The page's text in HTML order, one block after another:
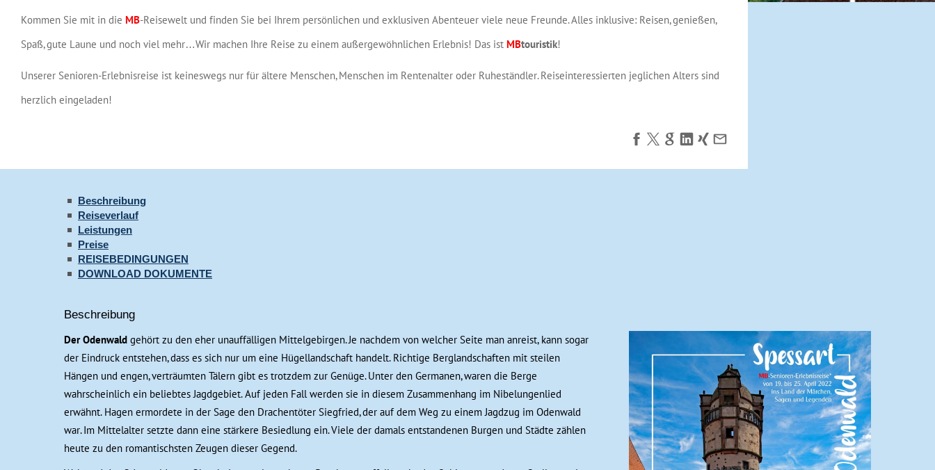
Kommen Sie mit in die MB-Reisewelt und finden Sie bei Ihrem persönlichen und exklusiven Abenteuer viele neue Freunde. Alles inklusive: Reisen, genießen,
Spaß, gute Laune und noch viel mehr…Wir machen Ihre Reise zu einem außergewöhnlichen Erlebnis! Das ist MBtouristik!
Unserer Senioren-Erlebnisreise ist keineswegs nur für ältere Menschen, Menschen im Rentenalter oder Ruheständler. Reiseinteressierten jeglichen Alters sind
herzlich eingeladen!
Beschreibung
Reiseverlauf
Leistungen
Preise
REISEBEDINGUNGEN
DOWNLOAD DOKUMENTE
Beschreibung
Der Odenwald gehört zu den eher unauffälligen Mittelgebirgen. Je nachdem von welcher Seite man anreist, kann sogar
der Eindruck entstehen, dass es sich nur um eine Hügellandschaft handelt. Richtige Berglandschaften mit steilen
Hängen und engen, verträumten Tälern gibt es trotzdem zur Genüge. Unter den Germanen, waren die Berge
wahrscheinlich ein beliebtes Jagdgebiet. Auf jeden Fall werden sie in diesem Zusammenhang im Nibelungenlied
erwähnt. Hagen ermordete in der Sage den Drachentöter Siegfried, der auf dem Weg zu einem Jagdzug im Odenwald
war. Im Mittelalter setzte dann eine stärkere Besiedlung ein. Viele der damals entstandenen Burgen und Städte zählen
heute zu den romantischsten Zeugen dieser Gegend.